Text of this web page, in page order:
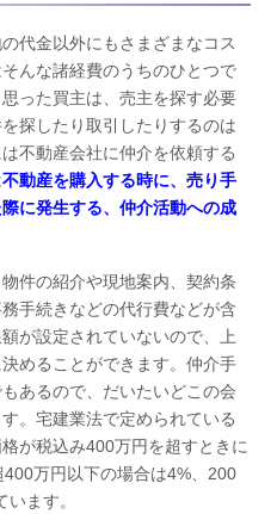
代金以外にもさまざまなコス
んな諸経費のうちのひとつで
った買主は、売主を探す必要
探したり取引したりするのは
不動産会社に仲介を依頼する
不動産を購入する時に、売り手
に発生する、仲介活動への成
件の紹介や現地案内、契約条
手続きなどの代行費などが含
が設定されていないので、上
めることができます。仲介手
あるので、だいたいどこの会
。宅建業法で定められている
が税込み400万円を超すときに
万円以下の場合は4%、200
ます。